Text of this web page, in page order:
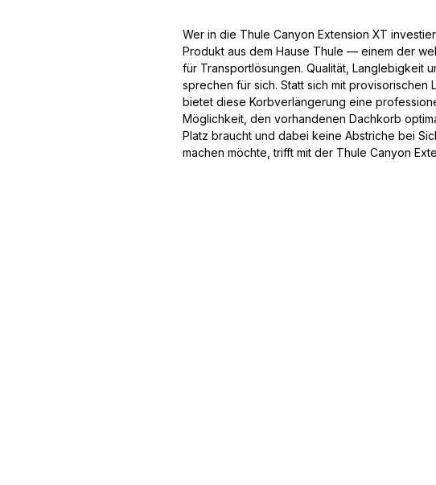
Wer in die Thule Canyon Extension XT
Produkt aus dem Hause Thule — einem der
für Transportlösungen. Qualität, Langlebigkeit
sprechen für sich. Statt sich mit provisorischen
bietet diese Korbverlängerung eine
Möglichkeit, den vorhandenen Dachkorb
Platz braucht und dabei keine Abstriche bei
machen möchte, trifft mit der Thule Canyon